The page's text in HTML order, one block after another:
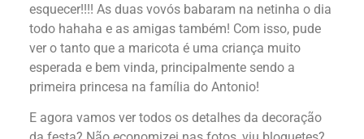
esquecer!!!! As duas vovós babaram na netinha o dia
todo hahaha e as amigas também! Com isso, pude
ver o tanto que a maricota é uma criança muito
esperada e bem vinda, principalmente sendo a
primeira princesa na família do Antonio!
E agora vamos ver todos os detalhes da decoração